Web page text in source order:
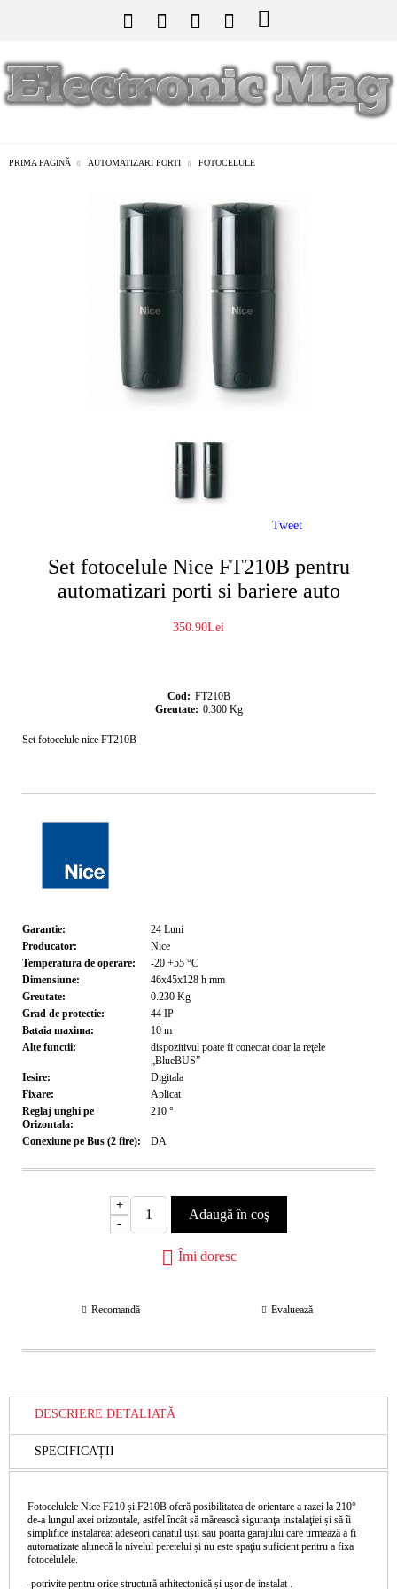
PRIMA PAGINĂ AUTOMATIZARI PORTI FOTOCELULE
Set fotocelule Nice FT210B pentru
automatizari porti si bariere auto
350.90Lei
Cod: FT210B
Greutate: 0.300 Kg
Set fotocelule nice FT210B
Garantie: 24 Luni
Producator:
Nice
Temperatura de operare:
-20 +55 °C
Dimensiune:
46x45x128 h mm
Greutate:
0.230 Kg
Grad de protectie:
44 IP
Bataia maxima:
10 m
Alte functii:
dispozitivul poate fi conectat doar la reţele
„BlueBUS”
Iesire:
Digitala
Fixare:
Aplicat
Reglaj unghi pe
Orizontala:
210 °
Conexiune pe Bus (2 fire): DA
+
-
Îmi doresc
Recomandă Evaluează
Tweet
DESCRIERE DETALIATĂ
SPECIFICAȚII
Fotocelulele Nice F210 și F210B oferă posibilitatea de orientare a razei la 210°
de-a lungul axei orizontale, astfel încât să mărească siguranţa instalaţiei și să îi
simplifice instalarea: adeseori canatul ușii sau poarta garajului care urmează a fi
automatizate alunecă la nivelul peretelui și nu este spaţiu suficient pentru a fixa
fotocelulele.
-potrivite pentru orice structură arhitectonică și ușor de instalat .